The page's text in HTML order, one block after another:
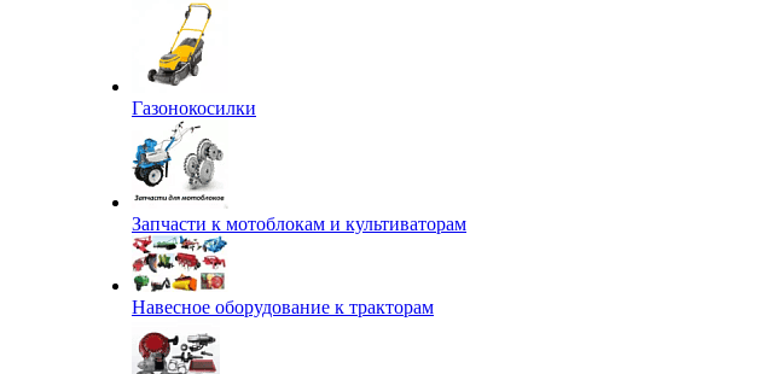
Газонокосилки
Запчасти к мотоблокам и культиваторам
Навесное оборудование к тракторам